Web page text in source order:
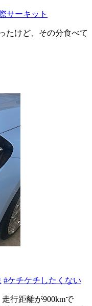
サーキット
たけど、その分食べて
#ケチケチしたくない
行距離が900kmで